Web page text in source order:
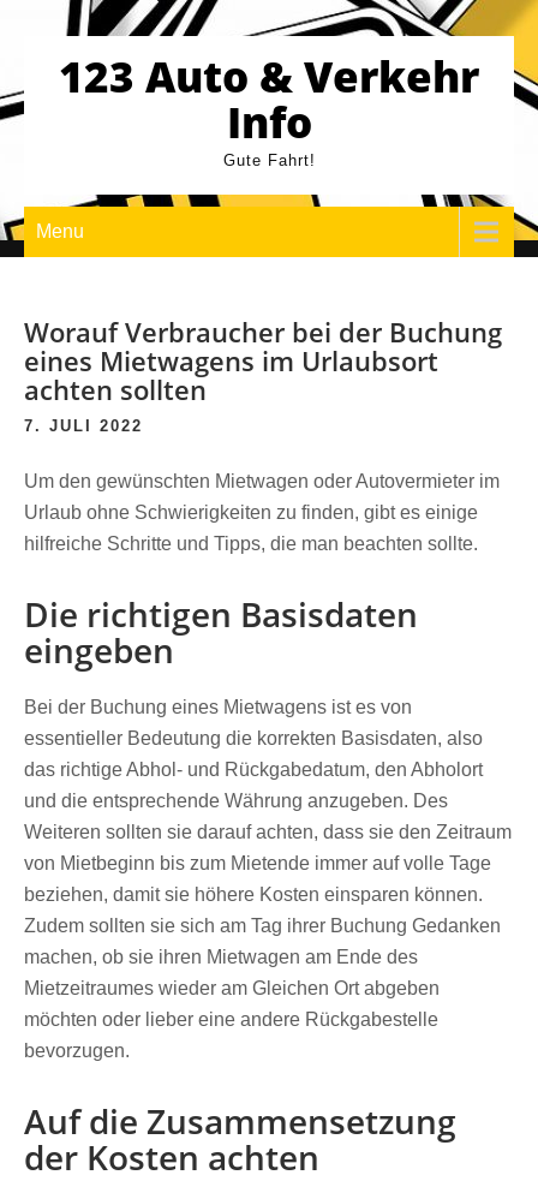
content123 Auto & Verkehr
Info
Gute Fahrt!
Menu
Worauf Verbraucher bei der Buchung
eines Mietwagens im Urlaubsort
achten sollten
7. JULI 2022
Um den gewünschten Mietwagen oder Autovermieter im
Urlaub ohne Schwierigkeiten zu finden, gibt es einige
hilfreiche Schritte und Tipps, die man beachten sollte.
Die richtigen Basisdaten
eingeben
Bei der Buchung eines Mietwagens ist es von
essentieller Bedeutung die korrekten Basisdaten, also
das richtige Abhol- und Rückgabedatum, den Abholort
und die entsprechende Währung anzugeben. Des
Weiteren sollten sie darauf achten, dass sie den Zeitraum
von Mietbeginn bis zum Mietende immer auf volle Tage
beziehen, damit sie höhere Kosten einsparen können.
Zudem sollten sie sich am Tag ihrer Buchung Gedanken
machen, ob sie ihren Mietwagen am Ende des
Mietzeitraumes wieder am Gleichen Ort abgeben
möchten oder lieber eine andere Rückgabestelle
bevorzugen.
Auf die Zusammensetzung
der Kosten achten